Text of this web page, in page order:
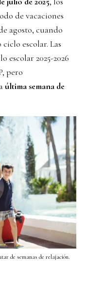
de vacaciones
agosto, cuando
escolar. Las
escolar 2025-2026
pero
última semana de
de semanas de relajación.